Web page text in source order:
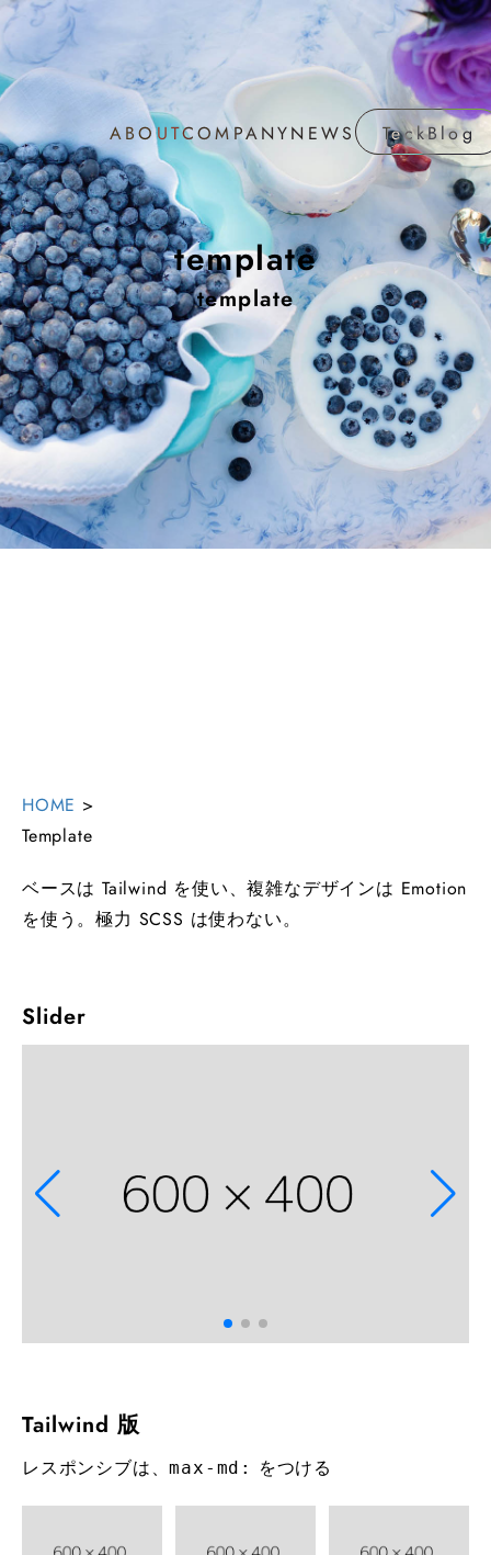
ABOUT
ABOUT
COMPANY
COMPANY
NEWS
TeckBlog
TeckBlog
template
template
HOME >
Template
ベースは Tailwind を使い、複雑なデザインは Emotion
を使う。極力 SCSS は使わない。
Slider
Tailwind 版
レスポンシブは、max-md: をつける